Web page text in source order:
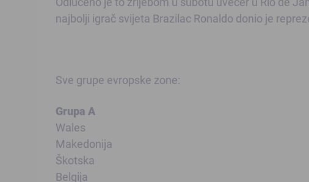
najbolji igrač svijeta Brazilac Ronaldo donio je
Sve grupe evropske zone:
Grupa A
Wales
Makedonija
Škotska
Belgija